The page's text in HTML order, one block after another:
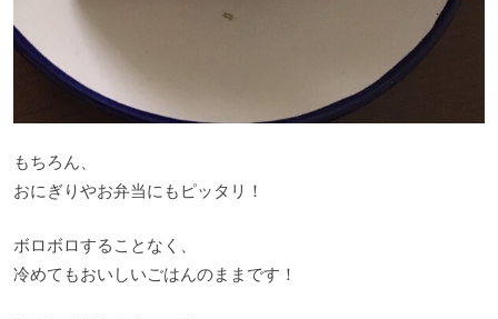
もちろん、
おにぎりやお弁当にもピッタリ！
ボロボロすることなく、
冷めてもおいしいごはんのままです！